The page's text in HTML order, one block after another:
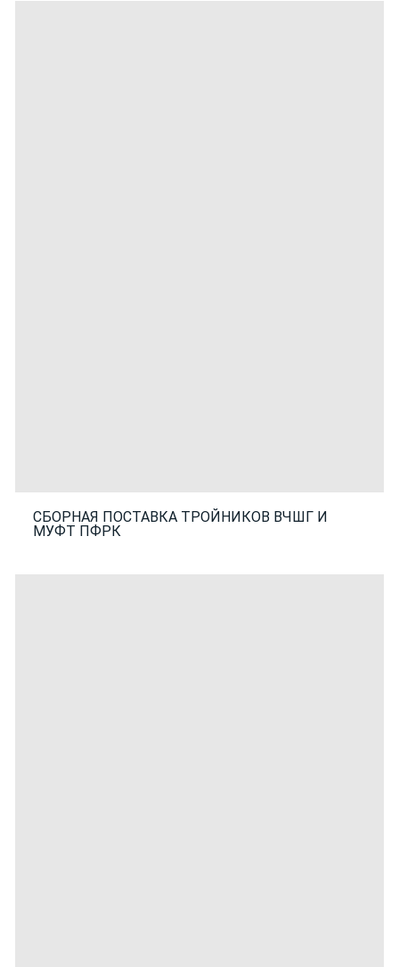
СБОРНАЯ ПОСТАВКА ТРОЙНИКОВ ВЧШГ И
МУФТ ПФРК